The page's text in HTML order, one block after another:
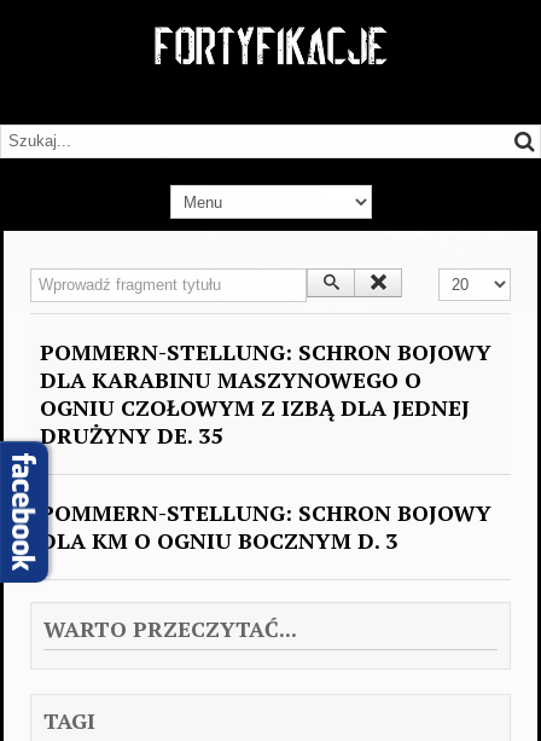
Wprowadź fragment tytułu Pokaż #
POMMERN-STELLUNG: SCHRON BOJOWY
DLA KARABINU MASZYNOWEGO O
OGNIU CZOŁOWYM Z IZBĄ DLA JEDNEJ
DRUŻYNY DE. 35
POMMERN-STELLUNG: SCHRON BOJOWY
DLA KM O OGNIU BOCZNYM D. 3
WARTO PRZECZYTAĆ...
TAGI